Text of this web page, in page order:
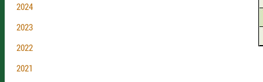
2024
2023
2022
2021